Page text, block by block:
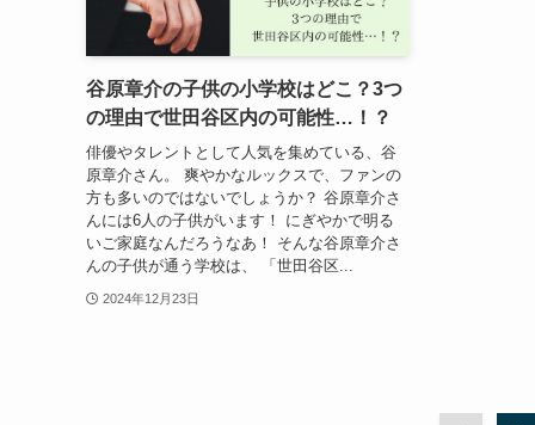
谷原章介の子供の小学校はどこ？3つ
の理由で世田谷区内の可能性…！？
俳優やタレントとして人気を集めている、谷
原章介さん。 爽やかなルックスで、ファンの
方も多いのではないでしょうか？ 谷原章介さ
んには6人の子供がいます！ にぎやかで明る
いご家庭なんだろうなあ！ そんな谷原章介さ
んの子供が通う学校は、 「世田谷区...
2024年12月23日